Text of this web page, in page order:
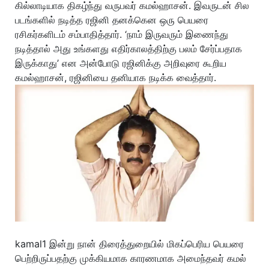
கில்லாடியாக திகழ்ந்து வருபவர் கமல்ஹாசன். இவருடன் சில
படங்களில் நடித்த ரஜினி தனக்கென ஒரு பெயரை
ரசிகர்களிடம் சம்பாதித்தார். ‘நாம் இருவரும் இணைந்து
நடித்தால் அது உங்களது எதிர்காலத்திற்கு பலம் சேர்ப்பதாக
இருக்காது’ என அன்போடு ரஜினிக்கு அறிவுரை கூறிய
கமல்ஹாசன், ரஜினியை தனியாக நடிக்க வைத்தார்.
kamal1 இன்று நான் திரைத்துறையில் மிகப்பெரிய பெயரை
பெற்றிருப்பதற்கு முக்கியமாக காரணமாக அமைந்தவர் கமல்